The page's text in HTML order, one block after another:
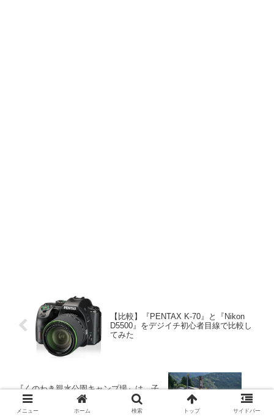
【比較】『PENTAX K-70』と『Nikon
D5500』をデジイチ初心者目線で比較し
てみた
『くのわき親水公園キャンプ場』は、子
連れファミリーに優しく楽しいキャンプ
メニュー ホーム 検索 トップ サイドバー